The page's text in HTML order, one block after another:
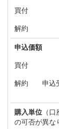
買付
解約
申込価額
買付
解約
申込
購入単位 （
の可否が異な